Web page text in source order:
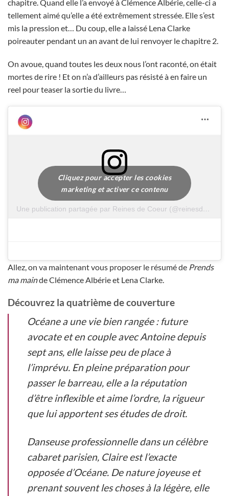
chapitre. Quand elle l’a envoyé à Clémence Albérie, celle-ci a
tellement aimé qu’elle a été extrêmement stressée. Elle s’est
mis la pression et… Du coup, elle a laissé Lena Clarke
poireauter pendant un an avant de lui renvoyer le chapitre 2.
On avoue, quand toutes les deux nous l’ont raconté, on était
mortes de rire ! Et on n’a d’ailleurs pas résisté à en faire un
reel pour teaser la sortie du livre…
Cliquez pour accepter les cookies
marketing et activer ce contenu
Allez, on va maintenant vous proposer le résumé de Prends
ma mainde Clémence Albérie et Lena Clarke.
Découvrez la quatrième de couverture
Océane a une vie bien rangée : future
avocate et en couple avec Antoine depuis
sept ans, elle laisse peu de place à
l’imprévu. En pleine préparation pour
passer le barreau, elle a la réputation
d’être inflexible et aime l’ordre, la rigueur
que lui apportent ses études de droit.
Danseuse professionnelle dans un célèbre
cabaret parisien, Claire est l’exacte
opposée d’Océane. De nature joyeuse et
prenant souvent les choses à la légère, elle